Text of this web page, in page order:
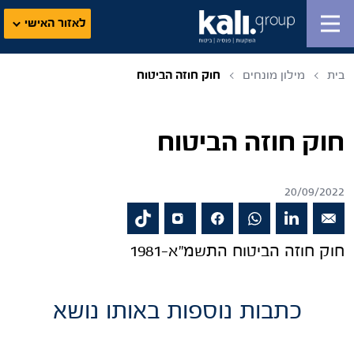
לאזור האישי
בית מילון מונחים חוק חוזה הביטוח
חוק חוזה הביטוח
20/09/2022
חוק חוזה הביטוח התשמ"א-1981
כתבות נוספות באותו נושא